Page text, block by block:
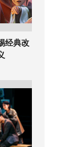
经典改